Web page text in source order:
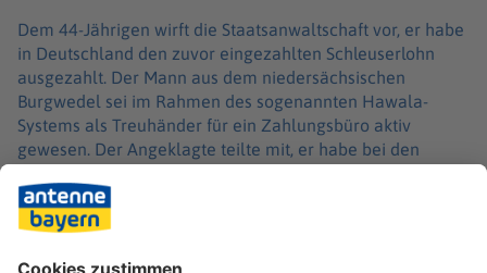
Dem 44-Jährigen wirft die Staatsanwaltschaft vor, er habe
in Deutschland den zuvor eingezahlten Schleuserlohn
ausgezahlt. Der Mann aus dem niedersächsischen
Burgwedel sei im Rahmen des sogenannten Hawala-
Systems als Treuhänder für ein Zahlungsbüro aktiv
gewesen. Der Angeklagte teilte mit, er habe bei den
bestimmt sei. «Ich habe mit Schleusungen nichts zu tun»,
sagte er.
Für das Verfahren sind 23 Prozesstage bis Mitte Dezember